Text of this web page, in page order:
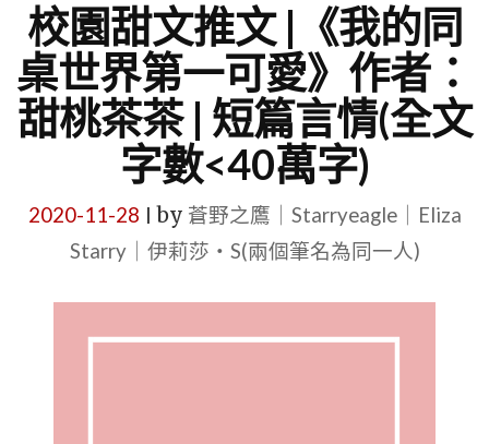
校園甜文推文 |《我的同
桌世界第一可愛》作者：
甜桃茶茶 | 短篇言情(全文
字數<40萬字)
2020-11-28 by 蒼野之鷹｜Starryeagle｜Eliza
Starry｜伊莉莎・S(兩個筆名為同一人)